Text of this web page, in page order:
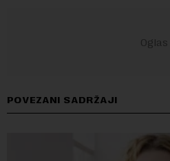
POVEZANI SADRŽAJI